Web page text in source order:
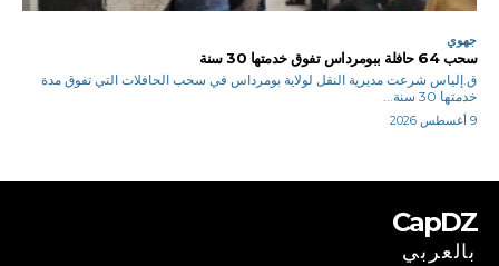
جهوي
سحب 64 حافلة ببومرداس تفوق خدمتها 30 سنة
ق.إلياس شرعت مديرية النقل لولاية بومرداس في سحب الحافلات التي تفوق مدة
خدمتها 30 سنة...
9 أغسطس 2026
CapDZ
بالعربي